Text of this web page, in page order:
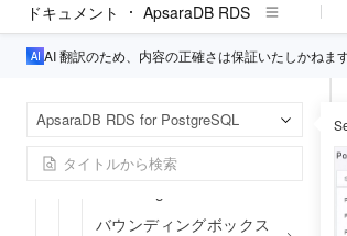
ドキュメント ApsaraDB RDS
AI 翻訳のため、内容の正確さは保証いたしかねま
ApsaraDB RDS for PostgreSQL
空間参照を処理する機能
属性メタデータ
イベント機能
Functions to process
バウンディングボックス